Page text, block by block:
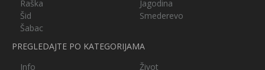
Raška
Jagodina
Šid
Smederevo
Šabac
PREGLEDAJTE PO KATEGORIJAMA
Info
Život